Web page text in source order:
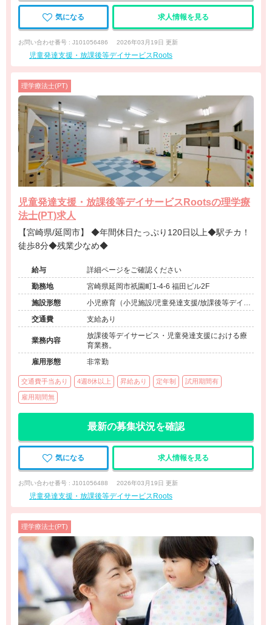
気になる 求人情報を見る
お問い合わせ番号 : J101056486 2026年03月19日 更新
児童発達支援・放課後等デイサービスRoots
理学療法士(PT)
児童発達支援・放課後等デイサービスRootsの理学療
法士(PT)求人
【宮崎県/延岡市】 ◆年間休日たっぷり120日以上◆駅チカ！
徒歩8分◆残業少なめ◆
給与
詳細ページをご確認ください
勤務地
宮崎県延岡市祇園町1-4-6 福田ビル2F
施設形態
小児療育（小児施設/児童発達支援/放課後等デイサ
ービス）
交通費 支給あり
業務内容
放課後等デイサービス・児童発達支援における療
育業務。
雇用形態
非常勤
交通費手当あり 4週8休以上 昇給あり 定年制 試用期間有
雇用期間無
最新の募集状況を確認
気になる 求人情報を見る
お問い合わせ番号 : J101056488 2026年03月19日 更新
児童発達支援・放課後等デイサービスRoots
理学療法士(PT)